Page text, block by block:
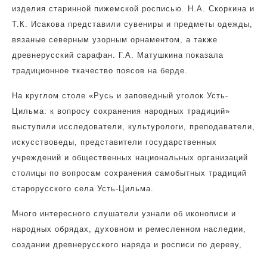
изделия старинной пижемской росписью. Н.А. Скоркина и
Т.К. Исакова представили сувениры и предметы одежды,
вязаные северным узорным орнаментом, а также
древнерусский сарафан. Г.А. Матушкина показала
традиционное ткачество поясов на берде.
На круглом столе «Русь и заповедный уголок Усть-
Цильма: к вопросу сохранения народных традиций»
выступили исследователи, культурологи, преподаватели,
искусствоведы, представители государственных
учреждений и общественных национальных организаций
столицы по вопросам сохранения самобытных традиций
старорусского села Усть-Цильма.
Много интересного слушатели узнали об иконописи и
народных обрядах, духовном и ремесленном наследии,
создании древнерусского наряда и росписи по дереву,